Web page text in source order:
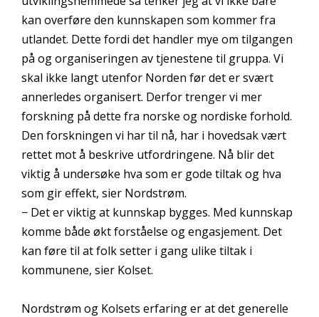
kan overføre den kunnskapen som kommer fra
utlandet. Dette fordi det handler mye om tilgangen
på og organiseringen av tjenestene til gruppa. Vi
skal ikke langt utenfor Norden før det er svært
annerledes organisert. Derfor trenger vi mer
forskning på dette fra norske og nordiske forhold.
Den forskningen vi har til nå, har i hovedsak vært
rettet mot å beskrive utfordringene. Nå blir det
viktig å undersøke hva som er gode tiltak og hva
som gir effekt, sier Nordstrøm.
− Det er viktig at kunnskap bygges. Med kunnskap
komme både økt forståelse og engasjement. Det
kan føre til at folk setter i gang ulike tiltak i
kommunene, sier Kolset.
Nordstrøm og Kolsets erfaring er at det generelle